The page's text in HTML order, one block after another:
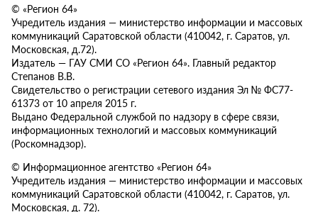
© «Регион 64»
Учредитель издания — министерство информации и массовых
коммуникаций Саратовской области (410042, г. Саратов, ул.
Московская, д.72).
Издатель — ГАУ СМИ СО «Регион 64». Главный редактор
Степанов В.В.
Свидетельство о регистрации сетевого издания Эл № ФС77-
61373 от 10 апреля 2015 г.
Выдано Федеральной службой по надзору в сфере связи,
информационных технологий и массовых коммуникаций
(Роскомнадзор).
© Информационное агентство «Регион 64»
Учредитель издания — министерство информации и массовых
коммуникаций Саратовской области (410042, г. Саратов, ул.
Московская, д. 72).